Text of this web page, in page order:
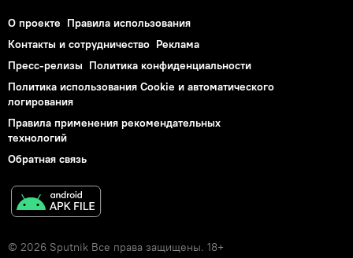
О проекте Правила использования
Контакты и сотрудничество Реклама
Пресс-релизы Политика конфиденциальности
Политика использования Cookie и автоматического
логирования
Правила применения рекомендательных
технологий
Обратная связь
© 2026 Sputnik Все права защищены. 18+